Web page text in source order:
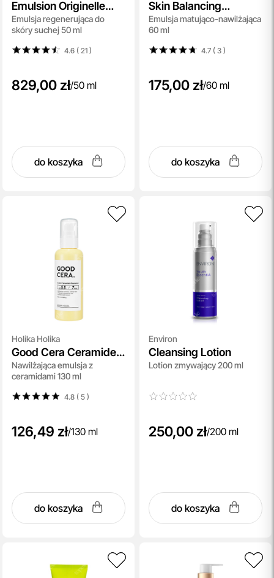
Emulsion Originelle
Regenerante Visage
Emulsja regenerująca do
skóry suchej 50 ml
4.6 ( 21)
829,00 zł/50 ml
do koszyka
Skin Balancing
Invisible Moisture Gel
Emulsja matująco-nawilżająca
60 ml
4.7 ( 3)
175,00 zł/60 ml
do koszyka
Holika Holika
Good Cera Ceramide
Emulsion
Nawilżająca emulsja z
ceramidami 130 ml
4.8 ( 5)
126,49 zł/130 ml
do koszyka
Environ
Cleansing Lotion
Lotion zmywający 200 ml
250,00 zł/200 ml
do koszyka